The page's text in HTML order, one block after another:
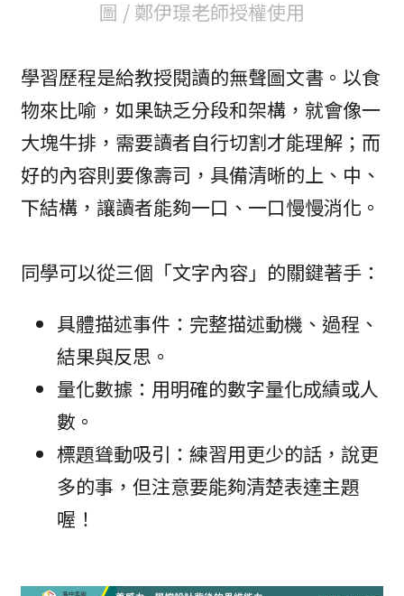
圖 / 鄭伊璟老師授權使用
學習歷程是給教授閱讀的無聲圖文書。以食
物來比喻，如果缺乏分段和架構，就會像一
大塊牛排，需要讀者自行切割才能理解；而
好的內容則要像壽司，具備清晰的上、中、
下結構，讓讀者能夠一口、一口慢慢消化。
同學可以從三個「文字內容」的關鍵著手：
具體描述事件：完整描述動機、過程、
結果與反思。
量化數據：用明確的數字量化成績或人
數。
標題聳動吸引：練習用更少的話，說更
多的事，但注意要能夠清楚表達主題
喔！